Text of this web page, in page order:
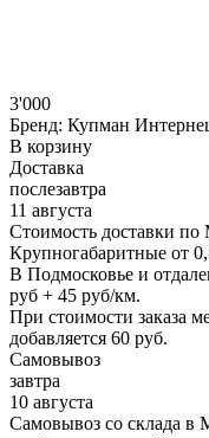
3'000
Бренд: Купман
В корзину
Доставка
послезавтра
11 августа
Стоимость доставки
Крупногабаритные от
В Подмосковье и
руб + 45 руб/км.
При стоимости заказа
добавляется 60 руб.
Самовывоз
завтра
10 августа
Самовывоз со склада в